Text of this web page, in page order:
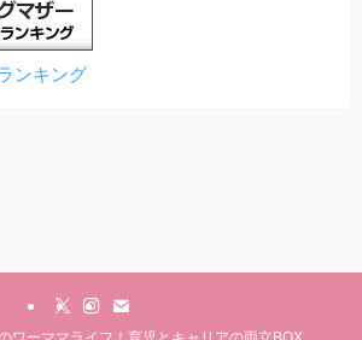
ンキング